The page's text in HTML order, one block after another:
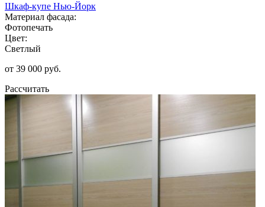
Шкаф-купе Нью-Йорк
Материал фасада:
Фотопечать
Цвет:
Светлый
от 39 000 руб.
Рассчитать